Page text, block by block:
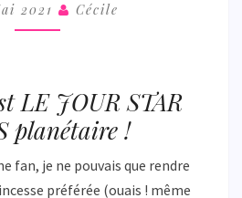
LA
2021 Cécile
LE JOUR STAR
planétaire !
fan, je ne pouvais que rendre
préférée (ouais ! même